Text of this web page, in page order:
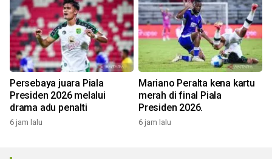
Persebaya juara Piala
Presiden 2026 melalui
drama adu penalti
6 jam lalu
Mariano Peralta kena kartu
merah di final Piala
Presiden 2026.
6 jam lalu